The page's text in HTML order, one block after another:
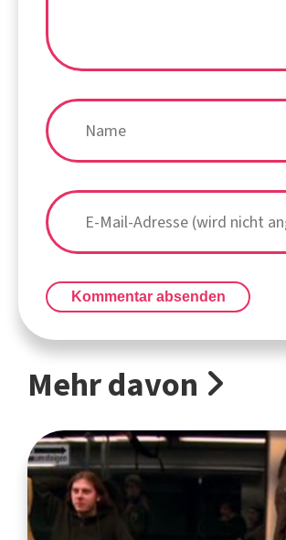
Kommentar absenden
Mehr davon